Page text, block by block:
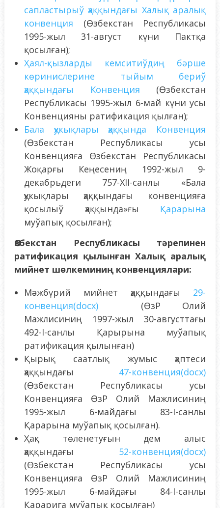
сапластырыў ҳаққындағы Халық аралық
конвенция (Өзбекстан Республикасы
1995-жыл 31-август күни Пактқа
қосылған);
Ҳаял-қызларды кемситиўдиң бәрше
көринислерине тыйым бериў
ҳаққындағы Конвенция (Өзбекстан
Республикасы 1995-жыл 6-май күни усы
Конвенцияны ратификация қылған);
Бала ҳукықлары ҳаққында Конвенция
(Өзбекстан Республикасы усы
Конвенцияға Өзбекстан Республикасы
Жоқарғы Кеңесениң 1992-жыл 9-
декабрьдеги 757-XII-санлы «Бала
ҳукықлары ҳаққындағы конвенцияға
қосылыў ҳаққында»ғы Қарарына
муўапық қосылған);
Өзбекстан Республикасы тәрепинен
ратификация қылынған Халық аралық
мийнет шөлкеминиң конвенциялари:
Мәжбүрий мийнет ҳаққындағы 29-
конвенция(docx)
(ӨзР Олий
Мажлисиниң 1997-жыл 30-августтағы
492-I-санлы Қарырына муўапық
ратификация қылынған)
Қырық саатлық жумыс ҳәптеси
ҳаққындағы 47-конвенция(docx)
(Өзбекстан Республикасы усы
Конвенцияға ӨзР Олий Мажлисиниң
1995-жыл 6-майдағы 83-I-санлы
Қарарына муўапық қосылған).
Ҳақ төленетуғын дем алыс
ҳаққындағы 52-конвенция(docx)
(Өзбекстан Республикасы усы
Конвенцияға ӨзР Олий Мажлисиниң
1995-жыл 6-майдағы 84-I-санлы
Қарарига муўапық қосылған)